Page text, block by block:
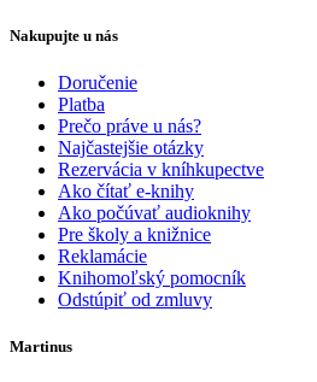
Nakupujte u nás
Doručenie
Platba
Prečo práve u nás?
Najčastejšie otázky
Rezervácia v kníhkupectve
Ako čítať e-knihy
Ako počúvať audioknihy
Pre školy a knižnice
Reklamácie
Knihomoľský pomocník
Odstúpiť od zmluvy
Martinus